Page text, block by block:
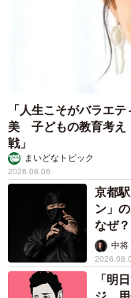
「人生こそがバラエ
美 子どもの教育考え
戦」
まいどなトピック
2026.08.06
京都
ン」
なぜ
未熟」
中将
「明